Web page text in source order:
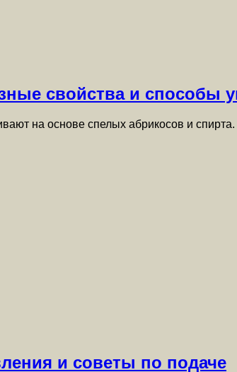
свойства и способы
на основе спелых абрикосов и
и советы по подаче